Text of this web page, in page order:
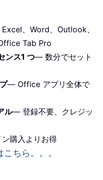
、Word、Outlook、
Tab Pro
ンス1 つ— 数分でセット
— Office アプリ全体で
ル— 登録不要、クレジッ
購入よりお得
ちら。。。